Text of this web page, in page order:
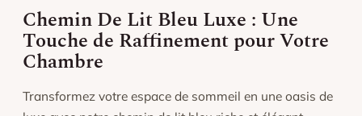
l’éclat des couleurs.
Chemin De Lit Bleu Luxe : Une
Touche de Raffinement pour Votre
Chambre
Transformez votre espace de sommeil en une oasis de